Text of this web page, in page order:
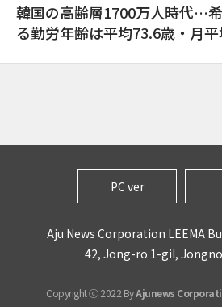
韓国の高齢層1700万人時代…
る勤労年齢は平均73.6歳・月平
PC ver
Aju News Corporation LEEMA
42, Jong-ro 1-gil,
Copyright ⓒ 2022 ByAjunews